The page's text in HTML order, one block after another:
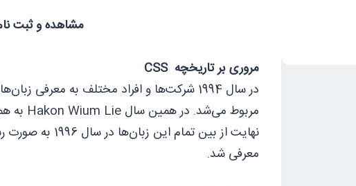
مشاهده و ثبت
مروری بر تاریخچه CSS
در سال 1994 شرکت‌‌ها و افراد مختلف به
معرفی شد.